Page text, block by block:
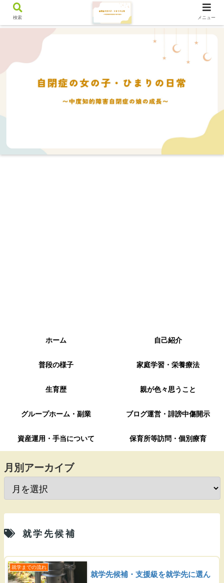
ホーム 自己紹介
普段の様子 家庭学習・栄養療法
生育歴 親が色々思うこと
グループホーム・副業 ブログ運営・誹謗中傷開示
資産運用・手当について 保育所等訪問・個別療育
月別アーカイブ
就学先候補
就学までの流れ
就学先候補・支援級を就学先に選ん
検索 メニュー